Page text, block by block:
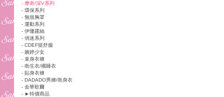
- 摩奇/深V系列
- 環保系列
- 無痕胸罩
- 運動系列
- 伊珊露絲
- 俏迷系列
- CDEF挺舒服
- 嬪婷少女
- 束身衣褲
- 衛生衣/襯睡衣
- 貼身衣褲
- DADADO男褲/衛身衣
- 金華歌爾
- ►特價商品